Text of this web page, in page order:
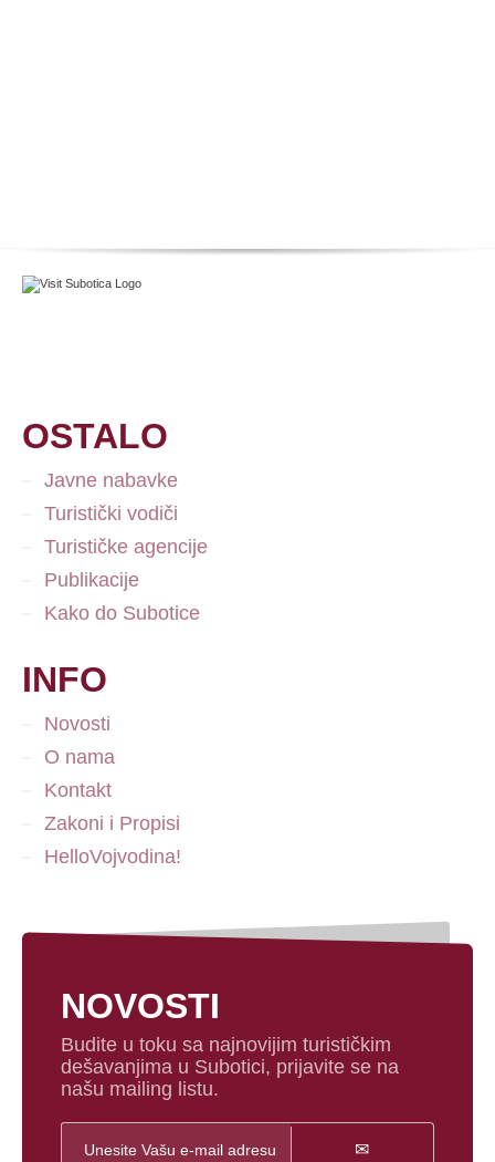
OSTALO
Javne nabavke
Turistički vodiči
Turističke agencije
Publikacije
Kako do Subotice
INFO
Novosti
O nama
Kontakt
Zakoni i Propisi
HelloVojvodina!
NOVOSTI
Budite u toku sa najnovijim turističkim
dešavanjima u Subotici, prijavite se na
našu mailing listu.